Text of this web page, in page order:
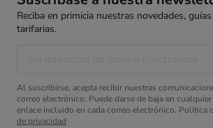
Reciba en primicia nuestras novedades,
tarifarias.
Al suscribirse, acepta recibir nuestras
correo electrónico. Puede darse de baja en
enlace incluido en cada correo electrónico. Política
de privacidad